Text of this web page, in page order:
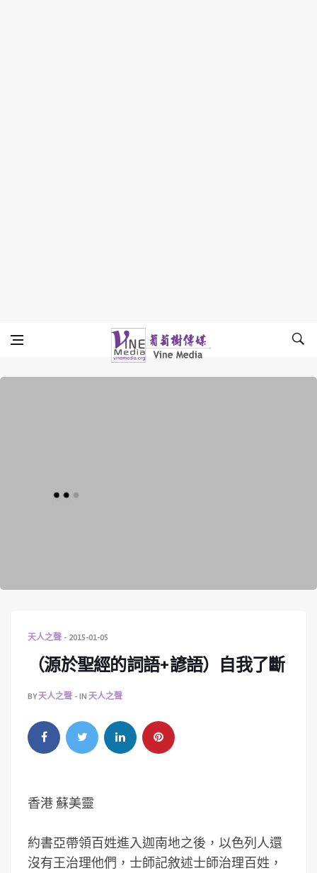
Vine Media
葡萄樹傳媒
天人之聲 2015-01-05
（源於聖經的詞語+諺語）自我了斷
BY天人之聲 IN 天人之聲
香港 蘇美靈
約書亞帶領百姓進入迦南地之後，以色列人還
沒有王治理他們，士師記敘述士師治理百姓，